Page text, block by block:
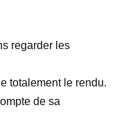
regarder les
totalement le rendu.
de sa